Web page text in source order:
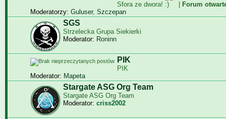
Sfora ze dwora!
Forum
Moderatorzy: Guluser, Szczepan
SGS
Strzelecka Grupa Siekierki
Moderator: Roninn
PIK
PIK
Moderator: Mapeta
Stargate ASG Org Team
Stargate ASG Org Team
Moderator: criss2002